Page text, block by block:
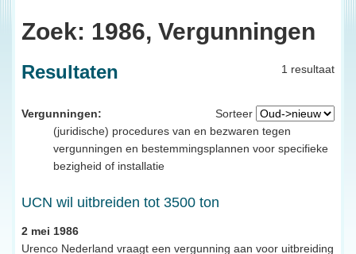
Zoek: 1986, Vergunningen
1 resultaat
Resultaten
Sorteer
Vergunningen:
(juridische) procedures van en bezwaren tegen
vergunningen en bestemmingsplannen voor specifieke
bezigheid of installatie
UCN wil uitbreiden tot 3500 ton
2 mei 1986
Urenco Nederland vraagt een vergunning aan voor uitbreiding